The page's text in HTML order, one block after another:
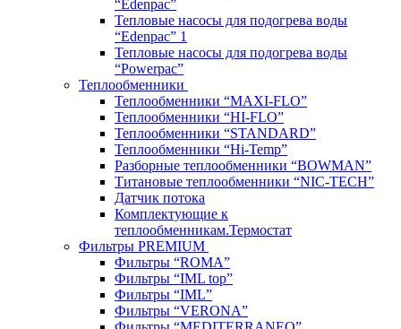
“Edenpac”
Тепловые насосы для подогрева воды
“Edenpac” 1
Тепловые насосы для подогрева воды
“Powerpac”
Теплообменники
Теплообменники “MAXI-FLO”
Теплообменники “HI-FLO”
Теплообменники “STANDARD”
Теплообменники “Hi-Temp”
Разборные теплообменники “BOWMAN”
Титановые теплообменники “NIC-TECH”
Датчик потока
Комплектующие к
теплообменникам.Термостат
Фильтры PREMIUM
Фильтры “ROMA”
Фильтры “IML top”
Фильтры “IML”
Фильтры “VERONA”